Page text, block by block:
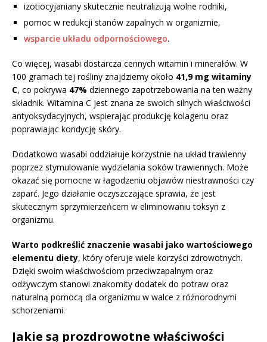
izotiocyjaniany skutecznie neutralizują wolne rodniki,
pomoc w redukcji stanów zapalnych w organizmie,
wsparcie układu odpornościowego.
Co więcej, wasabi dostarcza cennych witamin i minerałów. W
100 gramach tej rośliny znajdziemy około 41,9 mg witaminy
C, co pokrywa 47% dziennego zapotrzebowania na ten ważny
składnik. Witamina C jest znana ze swoich silnych właściwości
antyoksydacyjnych, wspierając produkcję kolagenu oraz
poprawiając kondycję skóry.
Dodatkowo wasabi oddziałuje korzystnie na układ trawienny
poprzez stymulowanie wydzielania soków trawiennych. Może
okazać się pomocne w łagodzeniu objawów niestrawności czy
zaparć. Jego działanie oczyszczające sprawia, że jest
skutecznym sprzymierzeńcem w eliminowaniu toksyn z
organizmu.
Warto podkreślić znaczenie wasabi jako wartościowego
elementu diety, który oferuje wiele korzyści zdrowotnych.
Dzięki swoim właściwościom przeciwzapalnym oraz
odżywczym stanowi znakomity dodatek do potraw oraz
naturalną pomocą dla organizmu w walce z różnorodnymi
schorzeniami.
Jakie są prozdrowotne właściwości